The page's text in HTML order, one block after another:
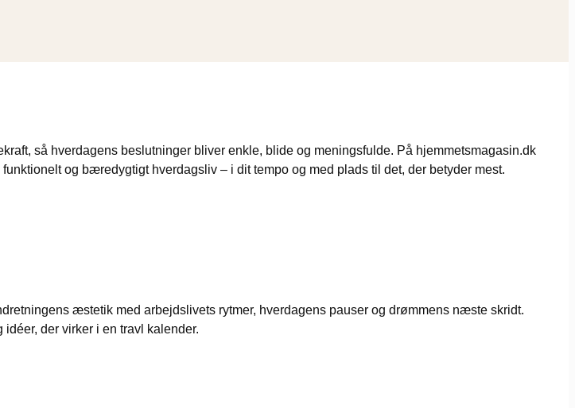
så hverdagens beslutninger bliver enkle, blide og meningsfulde. På hjemmetsmagasin.dk
og bæredygtigt hverdagsliv – i dit tempo og med plads til det, der betyder mest.
æstetik med arbejdslivets rytmer, hverdagens pauser og drømmens næste skridt.
der virker i en travl kalender.